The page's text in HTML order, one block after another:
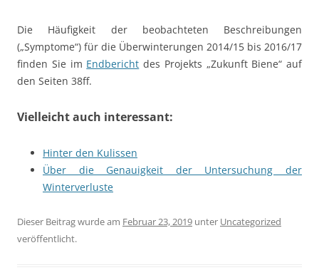
Die Häufigkeit der beobachteten Beschreibungen
(„Symptome“) für die Überwinterungen 2014/15 bis 2016/17
finden Sie im Endbericht des Projekts „Zukunft Biene“ auf
den Seiten 38ff.
Vielleicht auch interessant:
Hinter den Kulissen
Über die Genauigkeit der Untersuchung der
Winterverluste
Dieser Beitrag wurde am Februar 23, 2019 unter Uncategorized
veröffentlicht.